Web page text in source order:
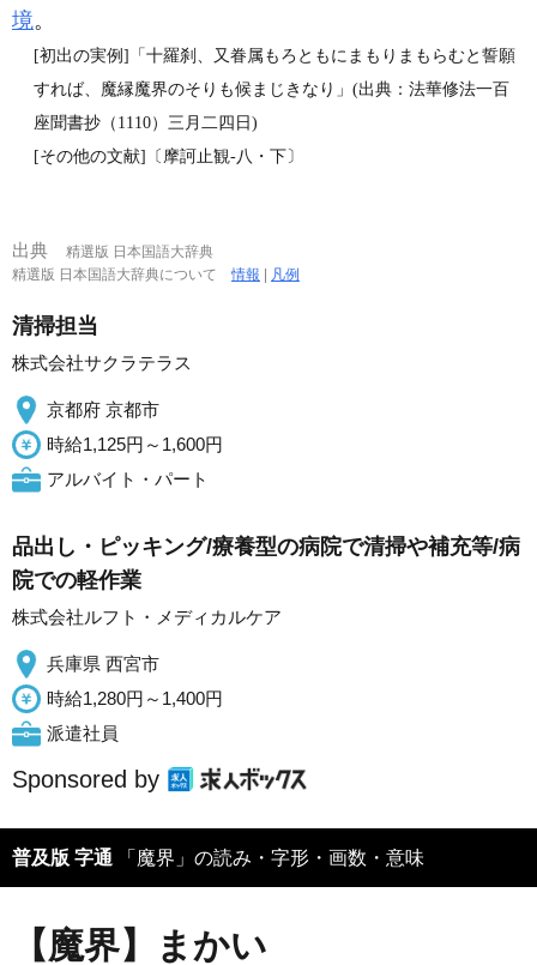
境。
[初出の実例]「十羅刹、又眷属もろともにまもりまもらむと誓願
すれば、魔縁魔界のそりも候まじきなり」(出典：法華修法一百
座聞書抄（1110）三月二四日)
[その他の文献]〔摩訶止観‐八・下〕
出典
精選版 日本国語大辞典
精選版 日本国語大辞典について情報 | 凡例
清掃担当
株式会社サクラテラス
京都府 京都市
時給1,125円～1,600円
アルバイト・パート
品出し・ピッキング/療養型の病院で清掃や補充等/病
院での軽作業
株式会社ルフト・メディカルケア
兵庫県 西宮市
時給1,280円～1,400円
派遣社員
Sponsored by
普及版 字通 「魔界」の読み・字形・画数・意味
【魔界】まかい